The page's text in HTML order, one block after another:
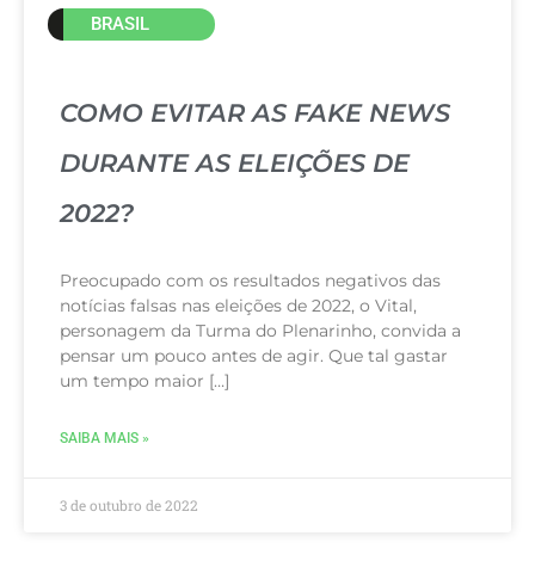
BRASIL
COMO EVITAR AS FAKE NEWS
DURANTE AS ELEIÇÕES DE
2022?
Preocupado com os resultados negativos das
notícias falsas nas eleições de 2022, o Vital,
personagem da Turma do Plenarinho, convida a
pensar um pouco antes de agir. Que tal gastar
um tempo maior […]
SAIBA MAIS »
3 de outubro de 2022